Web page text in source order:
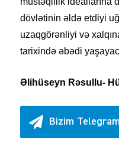
dövlətinin əldə etdiyi
uzaqgörənliyi və
tarixində əbədi
Əlihüseyn Rəsullu-
Bizim